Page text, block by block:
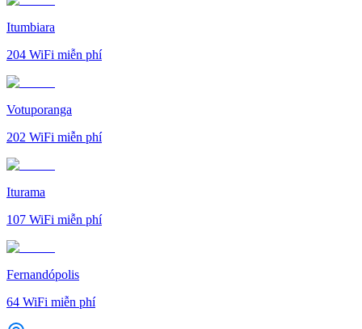
Itumbiara
204 WiFi miễn phí
Votuporanga
202 WiFi miễn phí
Iturama
107 WiFi miễn phí
Fernandópolis
64 WiFi miễn phí